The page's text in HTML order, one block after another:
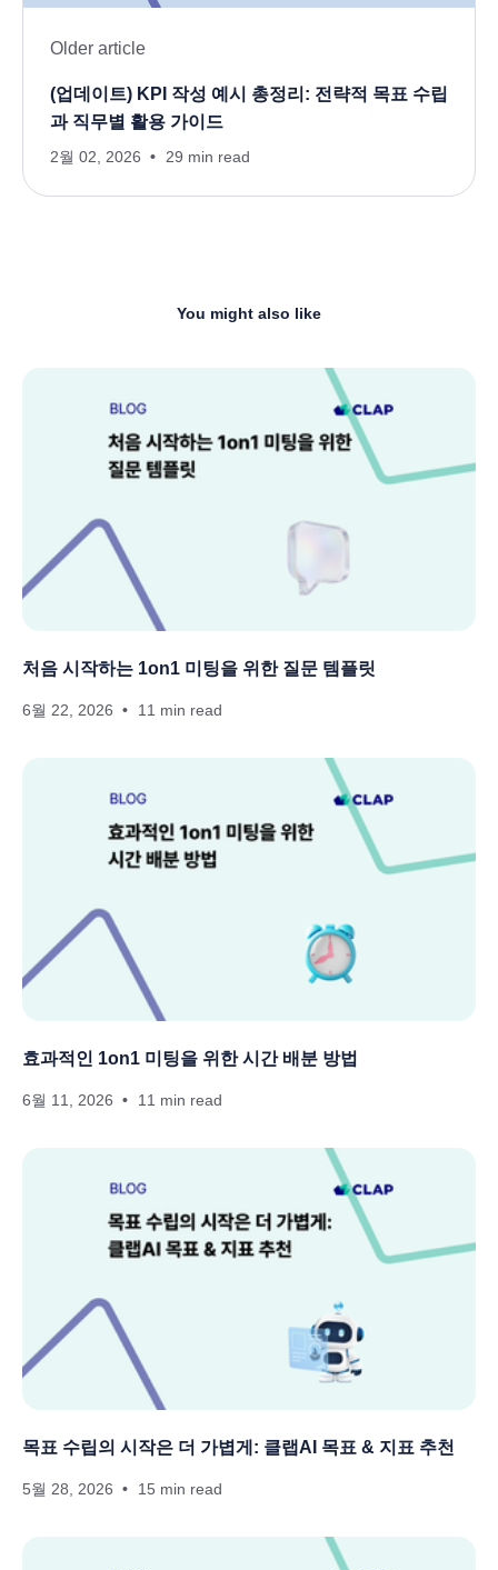
Older article
(업데이트) KPI 작성 예시 총정리: 전략적 목표 수립
과 직무별 활용 가이드
2월 02, 2026 29 min read
You might also like
처음 시작하는 1on1 미팅을 위한 질문 템플릿
6월 22, 2026 11 min read
효과적인 1on1 미팅을 위한 시간 배분 방법
6월 11, 2026 11 min read
목표 수립의 시작은 더 가볍게: 클랩AI 목표 & 지표 추천
5월 28, 2026 15 min read